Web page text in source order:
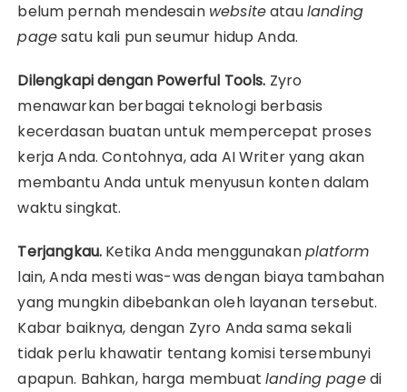
belum pernah mendesain websiteataulanding
pagesatu kali pun seumur hidup Anda.
Dilengkapi dengan Powerful Tools. Zyro
menawarkan berbagai teknologi berbasis
kecerdasan buatan untuk mempercepat proses
kerja Anda. Contohnya, ada AI Writer yang akan
membantu Anda untuk menyusun konten dalam
waktu singkat.
Terjangkau. Ketika Anda menggunakanplatform
lain, Anda mesti was-was dengan biaya tambahan
yang mungkin dibebankan oleh layanan tersebut.
Kabar baiknya, dengan Zyro Anda sama sekali
tidak perlu khawatir tentang komisi tersembunyi
apapun. Bahkan, harga membuat landing pagedi